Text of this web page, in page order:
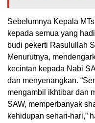
Sebelumnya Kepala
kepada semua yang
budi pekerti Rasulullah
Menurutnya,
kecintan kepada Nabi
dan menyenangkan.
mengambil ikhtibar dan
SAW, memperbanyak
kehidupan sehari-hari,”